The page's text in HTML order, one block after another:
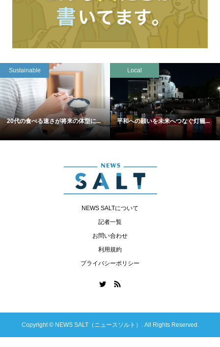
Sustainable
20代の食べる速さが将来の体型に...
Local
平和への願いを未来へつなぐ灯籠...
NEWS SALTについて
記者一覧
お問い合わせ
利用規約
プライバシーポリシー
Copyright ©NEWS SALT（ニュースソルト）. All Rights Reserved.